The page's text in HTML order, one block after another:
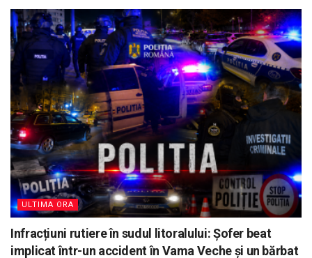
ULTIMA ORA
Infracțiuni rutiere în sudul litoralului: Șofer beat
implicat într-un accident în Vama Veche și un bărbat